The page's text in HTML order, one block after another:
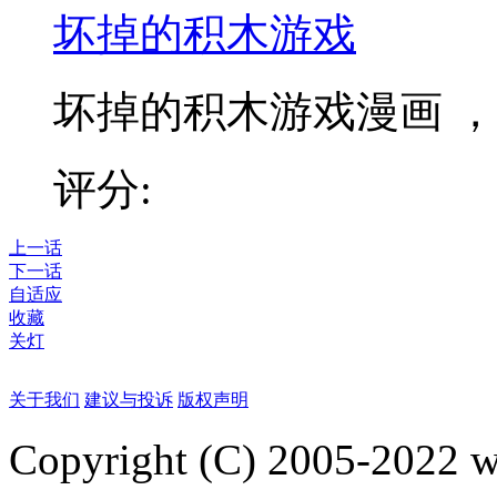
坏掉的积木游戏
坏掉的积木游戏漫画
评分:
上一话
下一话
自适应
收藏
关灯
关于我们 建议与投诉 版权声明
Copyright (C) 2005-2022